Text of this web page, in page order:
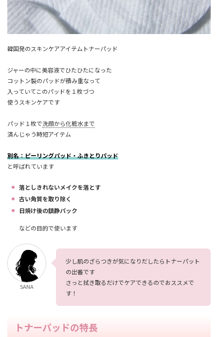
韓国発のスキンケアアイテムトナーパッド
ジャーの中に美容液でひたひたになった
コットン製のパッドが積み重なって
入っていてこのパッドを１枚づつ
使うスキンケアです
パッド１枚で洗顔から化粧水まで
済んじゃう時短アイテム
別名：ピーリングパッド・ふきとりパッド
と呼ばれています
落としきれないメイクを落とす
古い角質を取り除く
日焼け後の鎮静パック
などの目的で使います
SANA
少し肌のざらつきが気になりだしたらトナーパット
の出番です
さっと拭き取るだけでケアできるのでおススメで
す！
トナーパッドの特長